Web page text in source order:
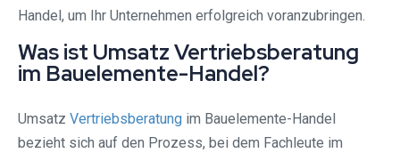
Handel, um Ihr Unternehmen erfolgreich voranzubringen.
Was ist Umsatz Vertriebsberatung
im Bauelemente-Handel?
Umsatz Vertriebsberatung im Bauelemente-Handel
bezieht sich auf den Prozess, bei dem Fachleute im